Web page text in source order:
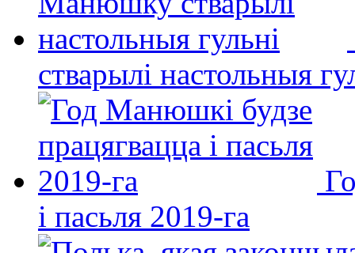
стварылі настольныя
і пасьля 2019-га